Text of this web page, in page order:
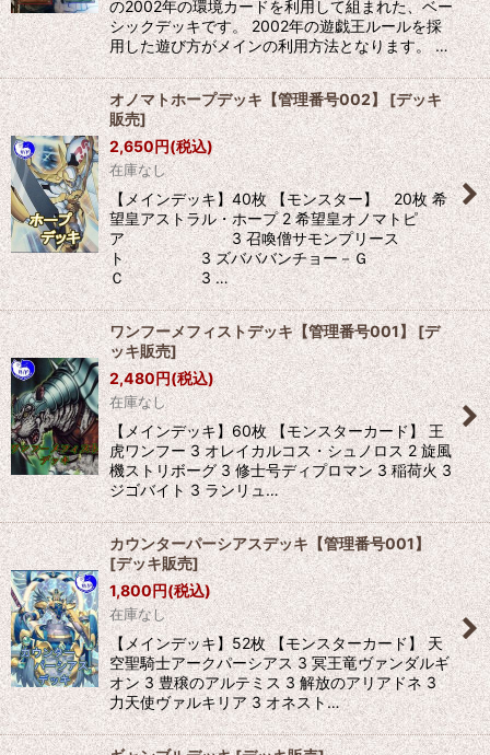
の2002年の環境カードを利用して組まれた、ベー
シックデッキです。 2002年の遊戯王ルールを採
用した遊び方がメインの利用方法となります。 …
オノマトホープデッキ【管理番号002】 [デッキ
販売]
2,650円(税込)
在庫なし
【メインデッキ】40枚 【モンスター】 20枚 希
望皇アストラル・ホープ 2 希望皇オノマトピ
ア 3 召喚僧サモンプリース
ト 3 ズバババンチョー－Ｇ
Ｃ 3 …
ワンフーメフィストデッキ【管理番号001】[デ
ッキ販売]
2,480円(税込)
在庫なし
【メインデッキ】60枚 【モンスターカード】 王
虎ワンフー 3 オレイカルコス・シュノロス 2 旋風
機ストリボーグ 3 修士号ディプロマン 3 稲荷火 3
ジゴバイト 3 ランリュ…
カウンターパーシアスデッキ【管理番号001】
[デッキ販売]
1,800円(税込)
在庫なし
【メインデッキ】52枚 【モンスターカード】 天
空聖騎士アークパーシアス 3 冥王竜ヴァンダルギ
オン 3 豊穣のアルテミス 3 解放のアリアドネ 3
力天使ヴァルキリア 3 オネスト…